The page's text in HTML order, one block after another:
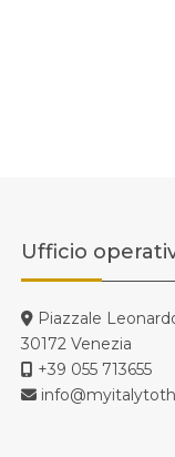
Ufficio
Piazzale
30172 Venezia
+39 055 713655